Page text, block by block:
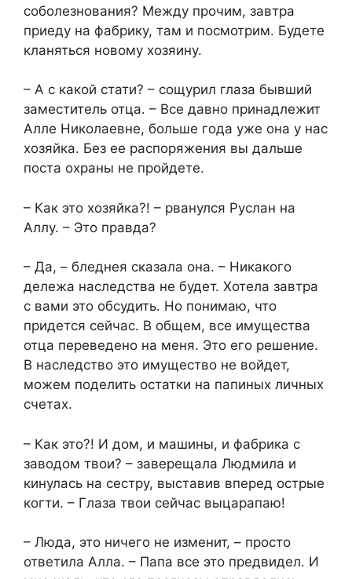
соболезнования? Между прочим, завтра
приеду на фабрику, там и посмотрим. Будете
кланяться новому хозяину.
– А с какой стати? – сощурил глаза бывший
заместитель отца. – Все давно принадлежит
Алле Николаевне, больше года уже она у нас
хозяйка. Без ее распоряжения вы дальше
поста охраны не пройдете.
– Как это хозяйка?! – рванулся Руслан на
Аллу. – Это правда?
– Да, – бледнея сказала она. – Никакого
дележа наследства не будет. Хотела завтра
с вами это обсудить. Но понимаю, что
придется сейчас. В общем, все имущества
отца переведено на меня. Это его решение.
В наследство это имущество не войдет,
можем поделить остатки на папиных личных
счетах.
– Как это?! И дом, и машины, и фабрика с
заводом твои? – заверещала Людмила и
кинулась на сестру, выставив вперед острые
когти. – Глаза твои сейчас выцарапаю!
– Люда, это ничего не изменит, – просто
ответила Алла. – Папа все это предвидел. И